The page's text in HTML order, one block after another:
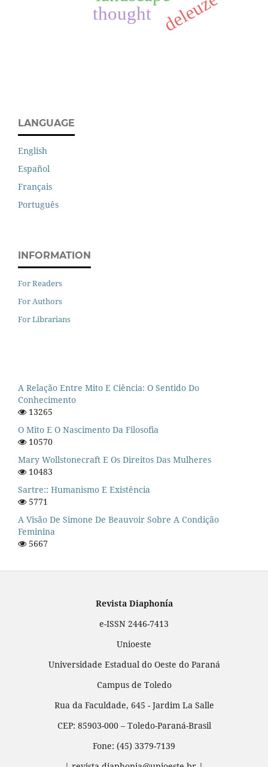
deleuze
thought
LANGUAGE
English
Español
Français
Português
INFORMATION
For Readers
For Authors
For Librarians
A Relação Entre Mito E Ciência: O Sentido Do
Conhecimento
13265
O Mito E O Nascimento Da Filosofia
10570
Mary Wollstonecraft E Os Direitos Das Mulheres
10483
Sartre:: Humanismo E Existência
5771
A Visão De Simone De Beauvoir Sobre A Condição
Feminina
5667
Revista Diaphonía
e-ISSN 2446-7413
Unioeste
Universidade Estadual do Oeste do Paraná
Campus de Toledo
Rua da Faculdade, 645 - Jardim La Salle
CEP: 85903-000 – Toledo-Paraná-Brasil
Fone: (45) 3379-7139